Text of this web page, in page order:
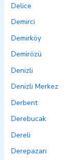
Delice
Demirci
Demirköy
Demirözü
Denizli
Denizli Merkez
Derbent
Derebucak
Dereli
Derepazarı